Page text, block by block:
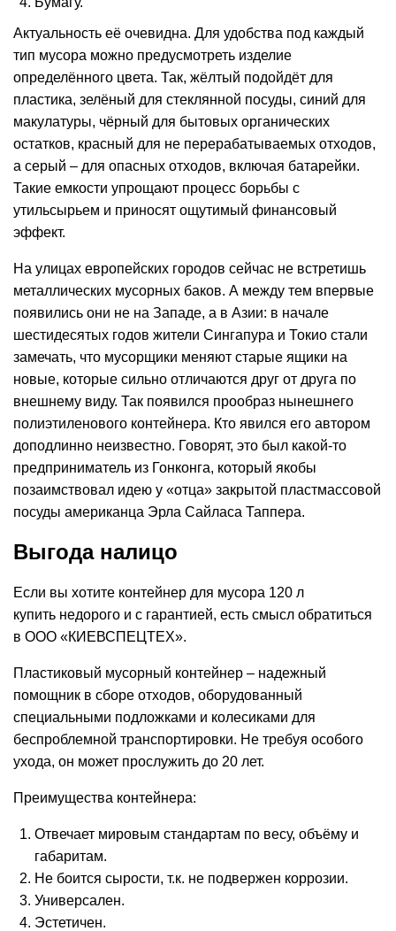
Актуальность её очевидна. Для удобства под каждый
тип мусора можно предусмотреть изделие
определённого цвета. Так, жёлтый подойдёт для
пластика, зелёный для стеклянной посуды, синий для
макулатуры, чёрный для бытовых органических
остатков, красный для не перерабатываемых отходов,
а серый – для опасных отходов, включая батарейки.
Такие емкости упрощают процесс борьбы с
утильсырьем и приносят ощутимый финансовый
эффект.
На улицах европейских городов сейчас не встретишь
металлических мусорных баков. А между тем впервые
появились они не на Западе, а в Азии: в начале
шестидесятых годов жители Сингапура и Токио стали
замечать, что мусорщики меняют старые ящики на
новые, которые сильно отличаются друг от друга по
внешнему виду. Так появился прообраз нынешнего
полиэтиленового контейнера. Кто явился его автором
доподлинно неизвестно. Говорят, это был какой-то
предприниматель из Гонконга, который якобы
позаимствовал идею у «отца» закрытой пластмассовой
посуды американца Эрла Сайласа Таппера.
Выгода налицо
Если вы хотите контейнер для мусора 120 л
купить недорого и с гарантией, есть смысл обратиться
в ООО «КИЕВСПЕЦТЕХ».
Пластиковый мусорный контейнер – надежный
помощник в сборе отходов, оборудованный
специальными подложками и колесиками для
беспроблемной транспортировки. Не требуя особого
ухода, он может прослужить до 20 лет.
Преимущества контейнера:
Отвечает мировым стандартам по весу, объёму и
габаритам.
Не боится сырости, т.к. не подвержен коррозии.
Универсален.
Эстетичен.